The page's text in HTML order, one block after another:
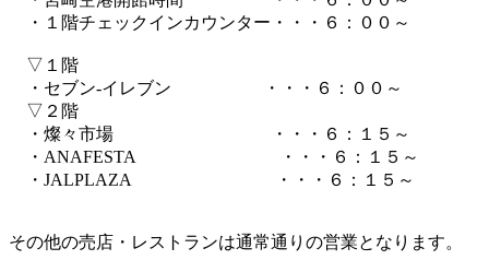
・１階チェックインカウンター・・・６：００～
▽１階
・セブン-イレブン ・・・６：００～
▽２階
・燦々市場 ・・・６：１５～
・ANAFESTA ・・・６：１５～
・JALPLAZA ・・・６：１５～
その他の売店・レストランは通常通りの営業となります。